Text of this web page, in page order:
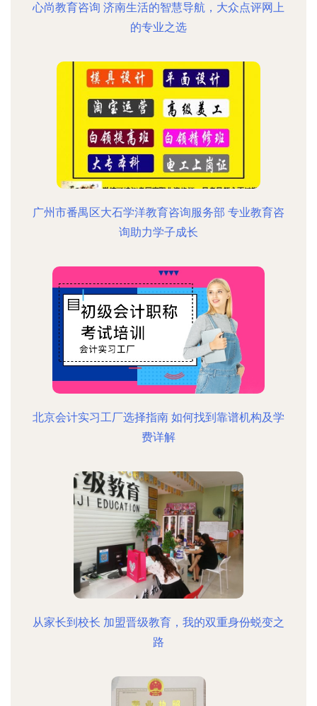
心尚教育咨询 济南生活的智慧导航，大众点评网上
的专业之选
广州市番禺区大石学洋教育咨询服务部 专业教育咨
询助力学子成长
北京会计实习工厂选择指南 如何找到靠谱机构及学
费详解
从家长到校长 加盟晋级教育，我的双重身份蜕变之
路